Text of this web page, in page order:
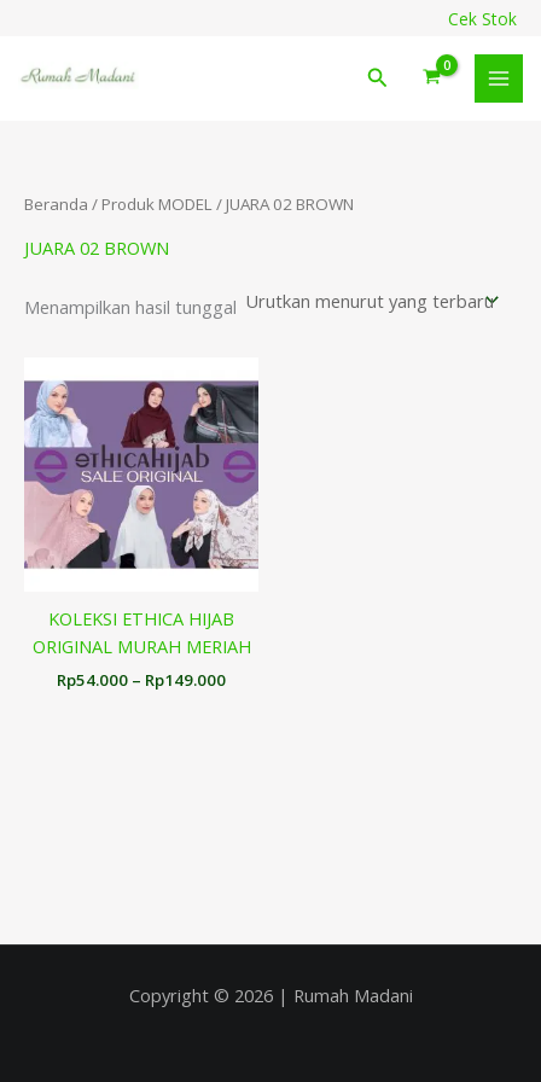
konten
Cek Stok
Cari
Beranda / Produk MODEL / JUARA 02 BROWN
JUARA 02 BROWN
Menampilkan hasil tunggal
KOLEKSI ETHICA HIJAB
ORIGINAL MURAH MERIAH
Rp54.000 – Rp149.000
harga:
Rp54.000
hingga
Rp149.000
Copyright © 2026 | Rumah Madani